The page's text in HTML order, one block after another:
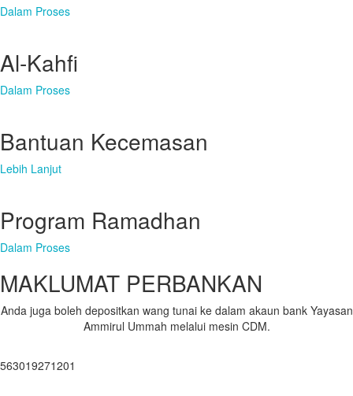
Dalam Proses
Al-Kahfi
Dalam Proses
Bantuan Kecemasan
Lebih Lanjut
Program Ramadhan
Dalam Proses
MAKLUMAT PERBANKAN
Anda juga boleh depositkan wang tunai ke dalam akaun bank Yayasan
Ammirul Ummah melalui mesin CDM.
563019271201